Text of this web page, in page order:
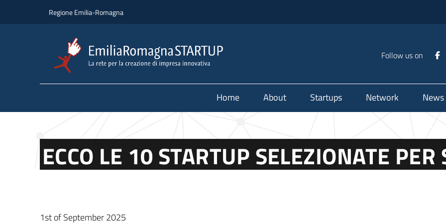
Regione Emilia-Romagna
Follow us on
Home About Startups Network News
ECCO LE 10 STARTUP SELEZIONATE
1st of September 2025